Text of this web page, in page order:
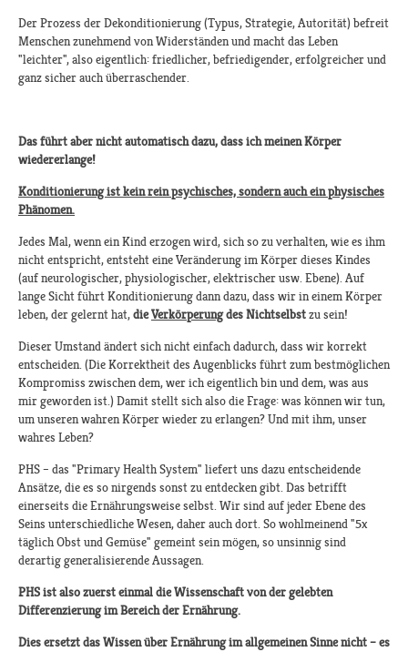
Der Prozess der Dekonditionierung (Typus, Strategie, Autorität) befreit
Menschen zunehmend von Widerständen und macht das Leben
"leichter", also eigentlich: friedlicher, befriedigender, erfolgreicher und
ganz sicher auch überraschender.
Das führt aber nicht automatisch dazu, dass ich meinen Körper
wiedererlange!
Konditionierung ist kein rein psychisches, sondern auch ein physisches
Phänomen.
Jedes Mal, wenn ein Kind erzogen wird, sich so zu verhalten, wie es ihm
nicht entspricht, entsteht eine Veränderung im Körper dieses Kindes
(auf neurologischer, physiologischer, elektrischer usw. Ebene). Auf
lange Sicht führt Konditionierung dann dazu, dass wir in einem Körper
leben, der gelernt hat,dieVerkörperungdes Nichtselbstzu sein!
Dieser Umstand ändert sich nicht einfach dadurch, dass wir korrekt
entscheiden. (Die Korrektheit des Augenblicks führt zum bestmöglichen
Kompromiss zwischen dem, wer ich eigentlich bin und dem, was aus
mir geworden ist.) Damit stellt sich also die Frage: was können wir tun,
um unseren wahren Körper wieder zu erlangen? Und mit ihm, unser
wahres Leben?
PHS – das "Primary Health System" liefert uns dazu entscheidende
Ansätze, die es so nirgends sonst zu entdecken gibt. Das betrifft
einerseits die Ernährungsweise selbst. Wir sind auf jeder Ebene des
Seins unterschiedliche Wesen, daher auch dort. So wohlmeinend "5x
täglich Obst und Gemüse" gemeint sein mögen, so unsinnig sind
derartig generalisierende Aussagen.
PHS ist also zuerst einmal die Wissenschaft von der gelebten
Differenzierung im Bereich der Ernährung.
Dies ersetzt das Wissen über Ernährung im allgemeinen Sinne nicht – es